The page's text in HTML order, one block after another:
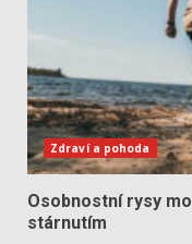
Zdraví a pohoda
Osobnostní rysy
stárnutím